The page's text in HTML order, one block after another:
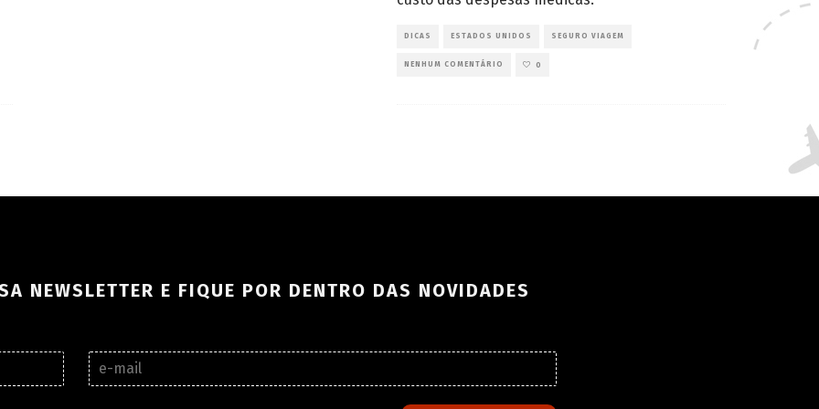
DICAS ESTADOS UNIDOS SEGURO VIAGEM
NENHUM COMENTÁRIO 0
NEWSLETTER E FIQUE POR DENTRO DAS NOVIDADES
E
-